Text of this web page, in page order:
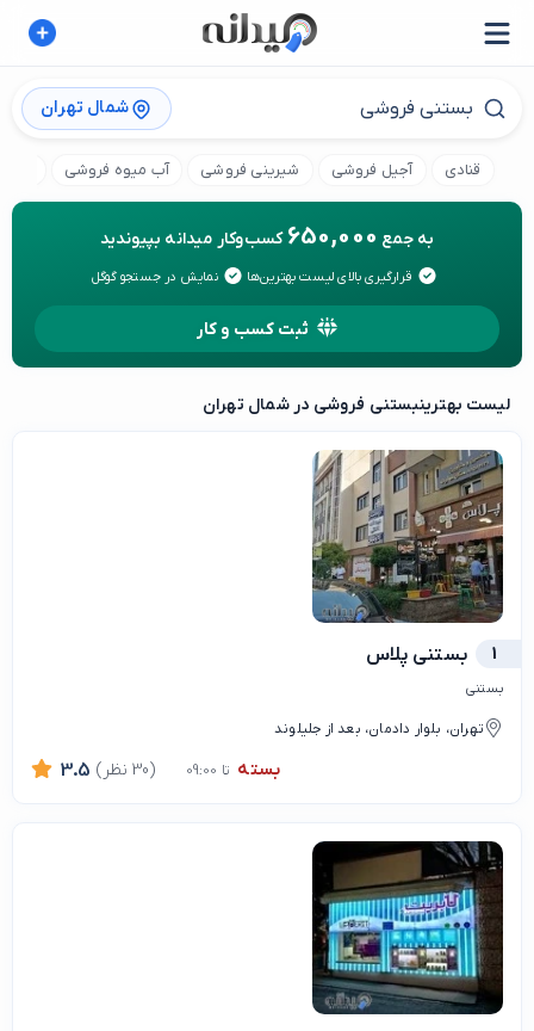
شمال تهران
قنادی آجیل فروشی شیرینی فروشی آب میوه فروشی
به جمع 650,000 کسب‌وکار میدانه بپیوندید
قرارگیری بالای لیست بهترین‌ها نمایش در جستجو گوگل
ثبت کسب و کار
لیست بهترینبستنی فروشی در شمال تهران
1 بستنی پلاس
بستنی
تهران، بلوار دادمان، بعد از جلیلوند
بسته تا 09:00 3.5 (30 نظر)